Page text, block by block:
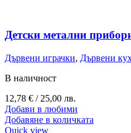
Детски метални
Дървени играчки, Дървени
В наличност
12,78 € / 25,00 лв.
Добави в любими
Добавяне в количката
Quick view